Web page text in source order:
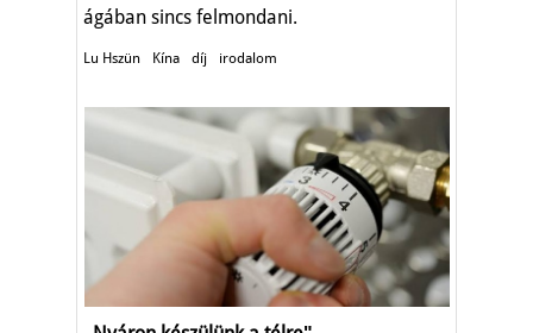
ágában sincs felmondani.
Lu Hszün Kína díj irodalom